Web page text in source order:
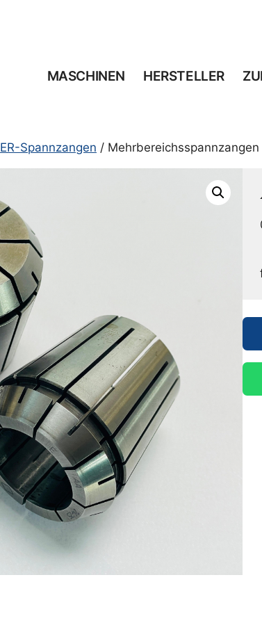
MASCHINEN HERSTELLER
ER-Spannzangen / Mehrbereichsspannzangen